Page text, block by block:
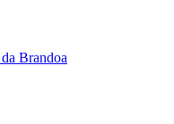
Brandoa